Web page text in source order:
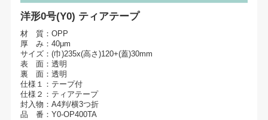
洋形0号(Y0) ティアテープ
材 質：OPP
厚 み：40μm
サイズ：(巾)235x(高さ)120+(蓋)30mm
表 面：透明
裏 面：透明
仕様１：テープ付
仕様２：ティアテープ
封入物：A4判/横3つ折
品 番：Y0-OP400TA